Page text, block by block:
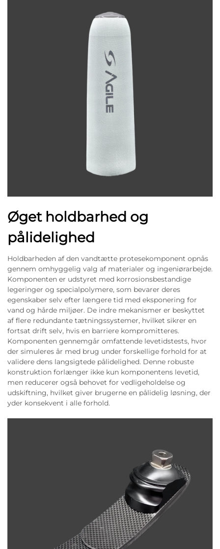
Øget holdbarhed og
pålidelighed
Holdbarheden af den vandtætte protesekomponent opnås
gennem omhyggelig valg af materialer og ingeniørarbejde.
Komponenten er udstyret med korrosionsbestandige
legeringer og specialpolymere, som bevarer deres
egenskaber selv efter længere tid med eksponering for
vand og hårde miljøer. De indre mekanismer er beskyttet
af flere redundante tætningssystemer, hvilket sikrer en
fortsat drift selv, hvis en barriere kompromitteres.
Komponenten gennemgår omfattende levetidstests, hvor
der simuleres år med brug under forskellige forhold for at
validere dens langsigtede pålidelighed. Denne robuste
konstruktion forlænger ikke kun komponentens levetid,
men reducerer også behovet for vedligeholdelse og
udskiftning, hvilket giver brugerne en pålidelig løsning, der
yder konsekvent i alle forhold.